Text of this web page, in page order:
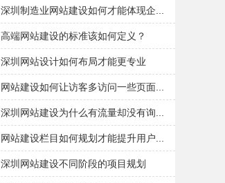
深圳制造业网站建设如何才能体现企...
高端网站建设的标准该如何定义？
深圳网站设计如何布局才能更专业
网站建设如何让访客多访问一些页面...
深圳网站建设为什么有流量却没有询...
网站建设栏目如何规划才能提升用户...
深圳网站建设不同阶段的项目规划